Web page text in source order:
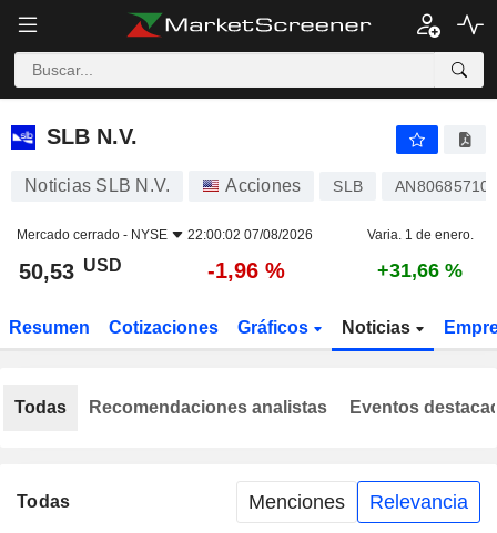
SLB N.V.
SLB N.V.
Noticias SLB N.V. Acciones SLB
Mercado cerrado - NYSE 22:00:02 07/08/2026 Varia. 1 de enero.
50,53 USD -1,96 % +31,66 %
Resumen Cotizaciones Gráficos Noticias
Todas Menciones Relevancia
Todas Recomendaciones analistas Eventos